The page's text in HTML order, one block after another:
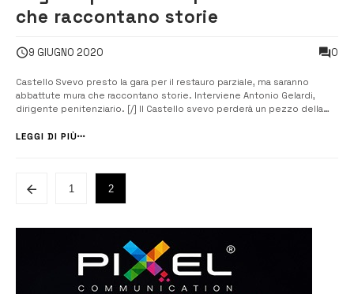
che raccontano storie
9 GIUGNO 2020 0
Castello Svevo presto la gara per il restauro parziale, ma saranno
abbattute mura che raccontano storie. Interviene Antonio Gelardi,
dirigente penitenziario. [/] Il Castello svevo perderà un pezzo della
appaltati. Si tratta della superfetazione “carceraria”. A intervenire al ...
LEGGI DI PIÙ
1 2